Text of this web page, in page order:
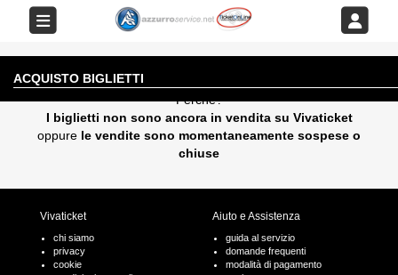
ACQUISTO BIGLIETTI
EVENTO AL MOMENTO NON DISPONIBILE
Perchè?
I biglietti non sono ancora in vendita su Vivaticket
oppure le vendite sono momentaneamente sospese o
chiuse
Vivaticket
chi siamo
privacy
cookie
Aiuto e Assistenza
guida al servizio
domande frequenti
modalità di pagamento